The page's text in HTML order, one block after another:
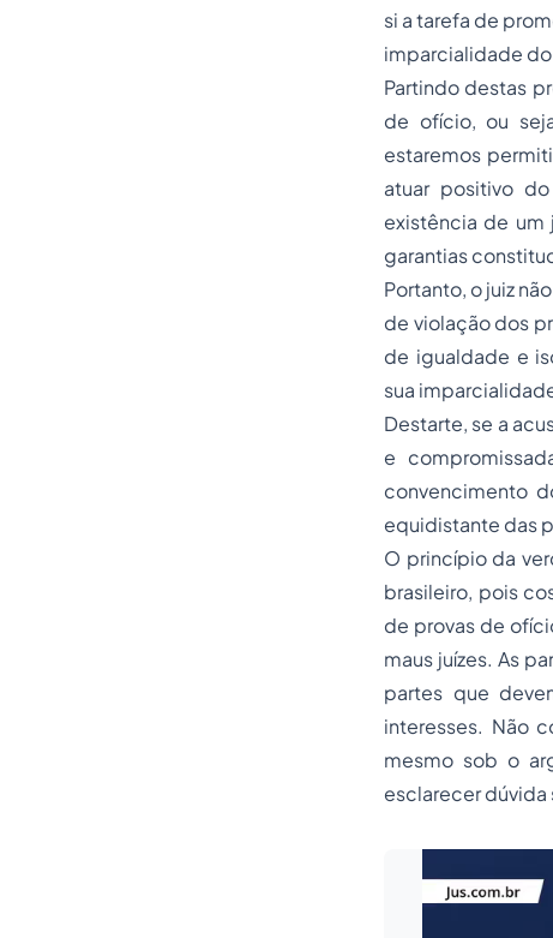
si a tarefa de
imparcialidade do
Partindo destas
de ofício, ou
estaremos
atuar positivo
existência de um
garantias
Portanto, o juiz
de violação dos
de igualdade e
sua
Destarte, se a
e
convencimento
equidistante das
O princípio da
brasileiro, pois
de provas de
maus juízes. As
partes que
interesses. Não
mesmo sob o
esclarecer